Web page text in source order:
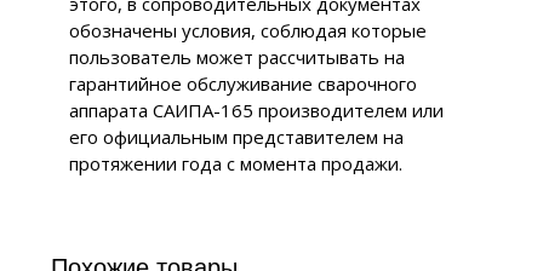
обозначены условия, соблюдая которые
пользователь может рассчитывать на
гарантийное обслуживание сварочного
аппарата САИПА-165 производителем или
его официальным представителем на
протяжении года с момента продажи.